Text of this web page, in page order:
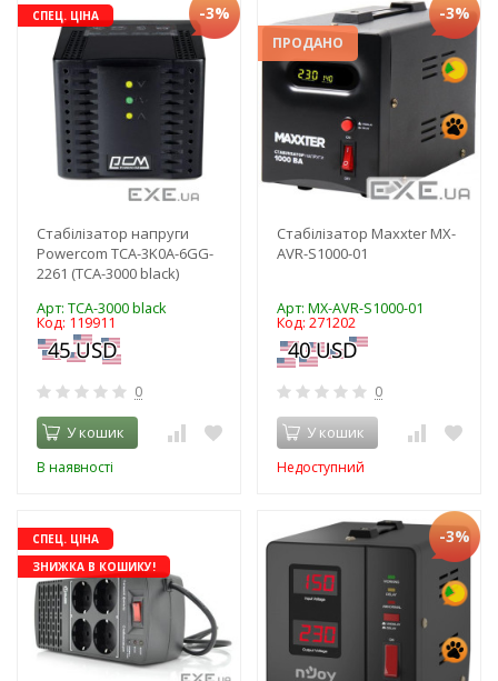
СПЕЦ. ЦІНА -3%
Стабілізатор напруги
Powercom TCA-3K0A-6GG-
2261 (TCA-3000 black)
Арт: TCA-3000 black
Код: 119911
0
У кошик
В наявності
ПРОДАНО
-3%
Стабілізатор Maxxter MX-
AVR-S1000-01
Арт: MX-AVR-S1000-01
Код: 271202
0
У кошик
Недоступний
СПЕЦ. ЦІНА
ЗНИЖКА В КОШИКУ!
-3%